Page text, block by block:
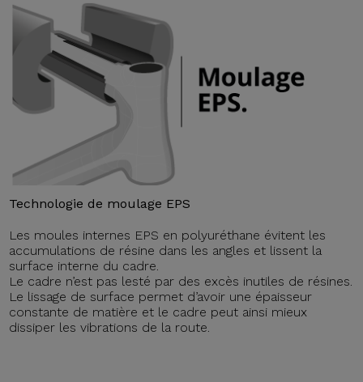
Technologie de moulage EPS
Les moules internes EPS en polyuréthane évitent les
accumulations de résine dans les angles et lissent la
surface interne du cadre.
Le cadre n’est pas lesté par des excès inutiles de résines.
Le lissage de surface permet d’avoir une épaisseur
constante de matière et le cadre peut ainsi mieux
dissiper les vibrations de la route.